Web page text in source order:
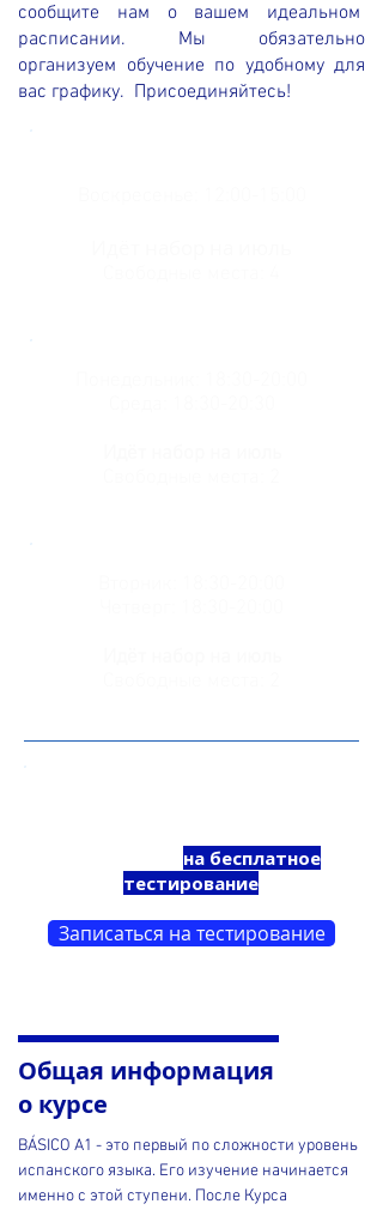
сообщите нам о вашем идеальном
расписании. Мы обязательно
организуем обучение по удобному для
вас графику. Присоединяйтесь!
на бесплатное
тестирование
Записаться на тестирование
Общая информация
о курсе
BÁSICO A1 - это первый по сложности уровень
испанского языка. Его изучение начинается
именно с этой ступени. После Курса